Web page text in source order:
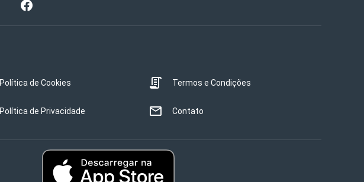
Política de Cookies
Política de Privacidade
Termos e Condições
Contato